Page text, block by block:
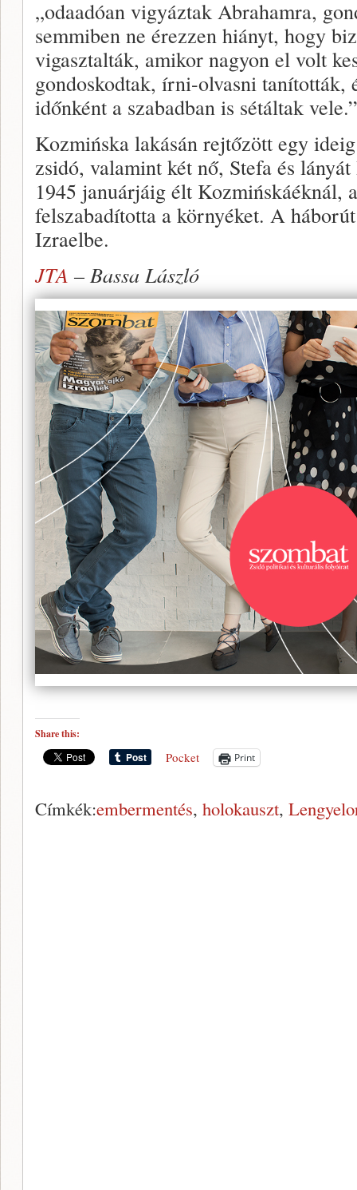
„odaadóan vigyáztak Abrahamra,
semmiben ne érezzen hiányt, hogy
vigasztalták, amikor nagyon el volt
gondoskodtak, írni-olvasni tanították,
időnként a szabadban is sétáltak vele.”
Kozmińska lakásán rejtőzött egy
zsidó, valamint két nő, Stefa és
1945 januárjáig élt Kozmińskáéknál,
felszabadította a környéket. A
Izraelbe.
JTA – Bassa László
Share this:
Pocket Print
Címkék:embermentés, holokauszt,